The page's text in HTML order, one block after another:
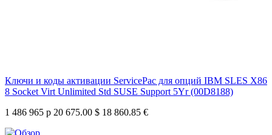
Ключи и коды активации ServicePac для опций IBM SLES X86
8 Socket Virt Unlimited Std SUSE Support 5Yr (00D8188)
1 486 965 р 20 675.00 $ 18 860.85 €